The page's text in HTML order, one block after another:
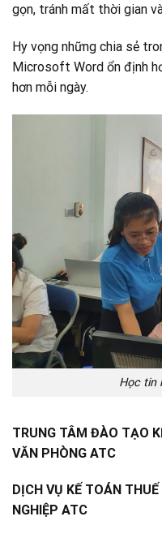
gọn, tránh mất thời gian
Hy vọng những chia sẻ
Microsoft Word ổn định
hơn mỗi ngày.
Học tin
TRUNG TÂM ĐÀO TẠO
VĂN PHÒNG ATC
DỊCH VỤ KẾ TOÁN
NGHIỆP ATC